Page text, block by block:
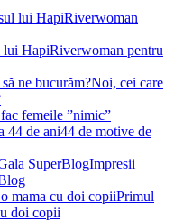
lui HapiRiverwoman pentru
Noi, cei care
femeile ”nimic”
44 de motive de
Impresii
Primul
doi copii